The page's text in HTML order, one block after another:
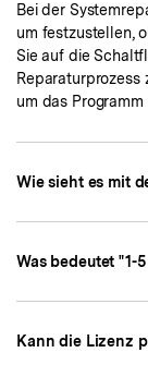
Bei der
um festzustellen,
Sie auf die
Reparaturprozess
um das
Wie sieht es mit
Was bedeutet "1-
Kann die Lizenz